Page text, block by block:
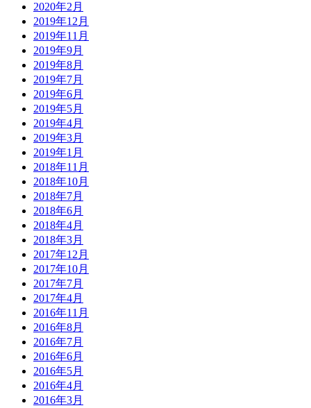
2020年2月
2019年12月
2019年11月
2019年9月
2019年8月
2019年7月
2019年6月
2019年5月
2019年4月
2019年3月
2019年1月
2018年11月
2018年10月
2018年7月
2018年6月
2018年4月
2018年3月
2017年12月
2017年10月
2017年7月
2017年4月
2016年11月
2016年8月
2016年7月
2016年6月
2016年5月
2016年4月
2016年3月